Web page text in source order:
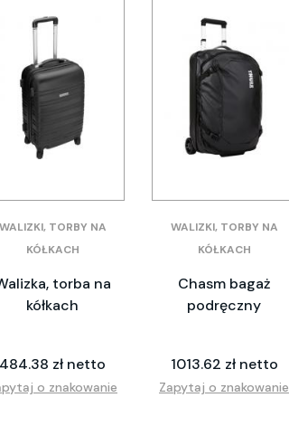
WALIZKI, TORBY NA
KÓŁKACH
torba na
kółkach
484.38 zł netto
o znakowanie
WALIZKI, TORBY NA
KÓŁKACH
Chasm bagaż
podręczny
1013.62 zł netto
Zapytaj o znakowanie